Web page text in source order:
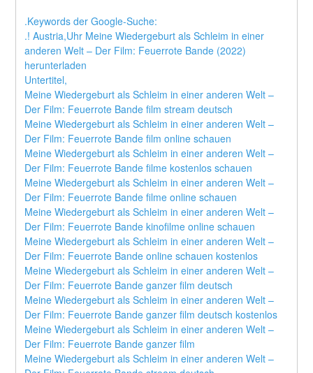
.Keywords der Google-Suche:
.! Austria,Uhr Meine Wiedergeburt als Schleim in einer
anderen Welt – Der Film: Feuerrote Bande (2022)
herunterladen
Untertitel,
Meine Wiedergeburt als Schleim in einer anderen Welt –
Der Film: Feuerrote Bande film stream deutsch
Meine Wiedergeburt als Schleim in einer anderen Welt –
Der Film: Feuerrote Bande film online schauen
Meine Wiedergeburt als Schleim in einer anderen Welt –
Der Film: Feuerrote Bande filme kostenlos schauen
Meine Wiedergeburt als Schleim in einer anderen Welt –
Der Film: Feuerrote Bande filme online schauen
Meine Wiedergeburt als Schleim in einer anderen Welt –
Der Film: Feuerrote Bande kinofilme online schauen
Meine Wiedergeburt als Schleim in einer anderen Welt –
Der Film: Feuerrote Bande online schauen kostenlos
Meine Wiedergeburt als Schleim in einer anderen Welt –
Der Film: Feuerrote Bande ganzer film deutsch
Meine Wiedergeburt als Schleim in einer anderen Welt –
Der Film: Feuerrote Bande ganzer film deutsch kostenlos
Meine Wiedergeburt als Schleim in einer anderen Welt –
Der Film: Feuerrote Bande ganzer film
Meine Wiedergeburt als Schleim in einer anderen Welt –